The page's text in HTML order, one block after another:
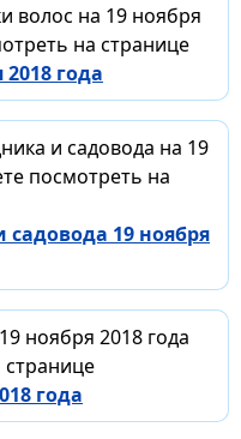
волос на 19 ноября
на странице
года
и садовода на 19
посмотреть на
19 ноября
ноября 2018 года
года